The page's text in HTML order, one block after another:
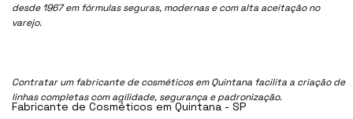
desde 1967 em fórmulas seguras, modernas e com alta aceitação no
varejo.
Contratar um fabricante de cosméticos em Quintana facilita a criação de
linhas completas com agilidade, segurança e padronização.
Fabricante de Cosméticos em Quintana - SP